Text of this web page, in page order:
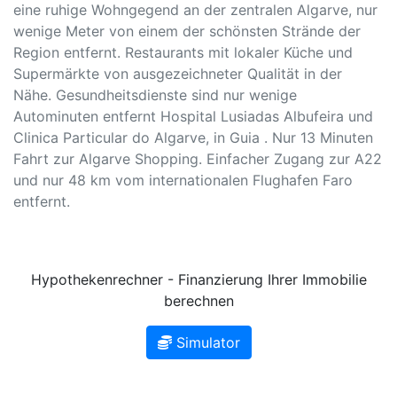
eine ruhige Wohngegend an der zentralen Algarve, nur
wenige Meter von einem der schönsten Strände der
Region entfernt. Restaurants mit lokaler Küche und
Supermärkte von ausgezeichneter Qualität in der
Nähe. Gesundheitsdienste sind nur wenige
Autominuten entfernt Hospital Lusiadas Albufeira und
Clinica Particular do Algarve, in Guia . Nur 13 Minuten
Fahrt zur Algarve Shopping. Einfacher Zugang zur A22
und nur 48 km vom internationalen Flughafen Faro
entfernt.
Hypothekenrechner - Finanzierung Ihrer Immobilie
berechnen
Simulator